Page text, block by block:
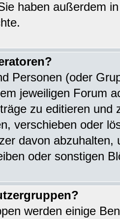
haben außerdem
Personen (oder
jeweiligen Forum
zu editieren und
verschieben oder
davon abzuhalten,
oder sonstigen
werden einige